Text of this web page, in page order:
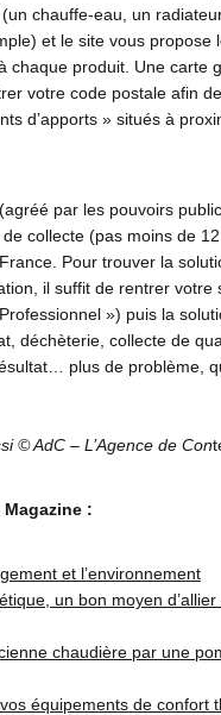
chauffe-eau, un
et le site vous propose
chaque produit. Une carte
votre code postale afin
d’apports » situés à
(agréé par les pouvoirs
collecte (pas moins de
Pour trouver la
il suffit de rentrer votre
») puis la
déchèterie, collecte de
plus de problème,
© AdC – L’Agence de Con
:
et l’environnement
un bon moyen
chaudière par une
équipements de confort